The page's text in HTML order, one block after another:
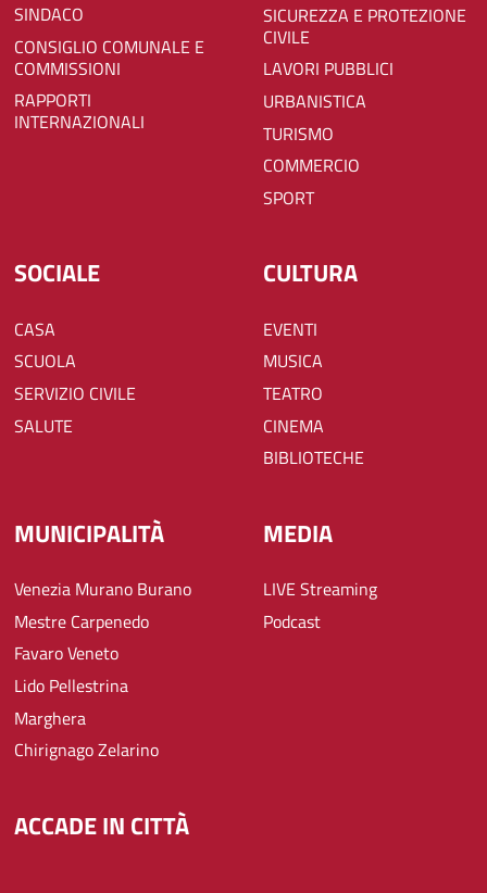
SINDACO
CONSIGLIO COMUNALE E
COMMISSIONI
RAPPORTI
INTERNAZIONALI
SICUREZZA E PROTEZIONE
CIVILE
LAVORI PUBBLICI
URBANISTICA
TURISMO
COMMERCIO
SPORT
SOCIALE
CASA
SCUOLA
SERVIZIO CIVILE
SALUTE
CULTURA
EVENTI
MUSICA
TEATRO
CINEMA
BIBLIOTECHE
MUNICIPALITÀ
Venezia Murano Burano
Mestre Carpenedo
Favaro Veneto
Lido Pellestrina
Marghera
Chirignago Zelarino
MEDIA
LIVE Streaming
Podcast
ACCADE IN CITTÀ